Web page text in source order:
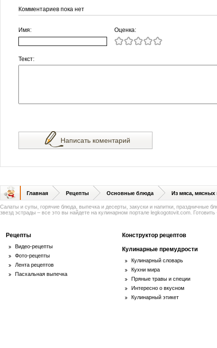
Комментариев пока нет
Имя: Оценка:
Текст:
Написать коментарий
Главная Рецепты Основные блюда Из мяса, мясных
Салаты и супы, горячие блюда, выпечка и десерты, закуски и напитки, праздничные
звезд эстрады – все это вы найдете на кулинарном портале legkogotovit.com. Готовить
Рецепты
Видео-рецепты
Фото-рецепты
Лента рецептов
Пасхальная выпечка
Конструктор рецептов
Кулинарные премудрости
Кулинарный словарь
Кухни мира
Пряные травы и специи
Интересно о вкусном
Кулинарный этикет